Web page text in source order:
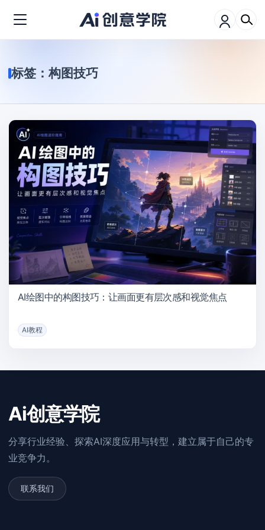
标签：构图技巧
AI绘图中的构图技巧：让画面更有层次感和视觉焦点
AI教程
Ai创意学院
分享行业经验、探索AI深度应用与转型，建立属于自己的专
业竞争力。
联系我们